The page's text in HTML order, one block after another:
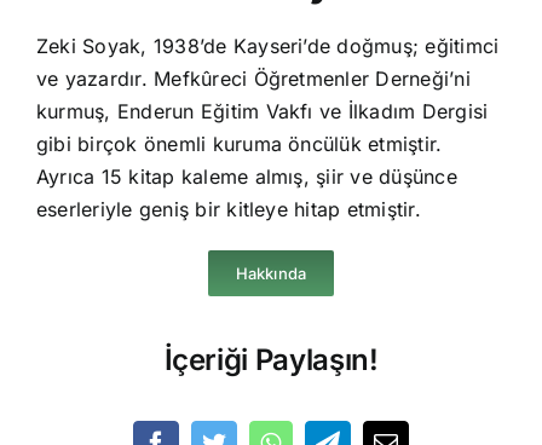
Zeki Soyak, 1938’de Kayseri’de doğmuş; eğitimci
ve yazardır. Mefkûreci Öğretmenler Derneği’ni
kurmuş, Enderun Eğitim Vakfı ve İlkadım Dergisi
gibi birçok önemli kuruma öncülük etmiştir.
Ayrıca 15 kitap kaleme almış, şiir ve düşünce
eserleriyle geniş bir kitleye hitap etmiştir.
Hakkında
İçeriği Paylaşın!